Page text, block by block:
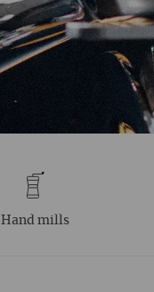
Hand mills